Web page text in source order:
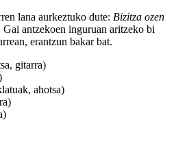
lana aurkeztuko dute: Bizitza ozen
antzekoen inguruan aritzeko bi
erantzun bakar bat.
gitarra)
ahotsa)